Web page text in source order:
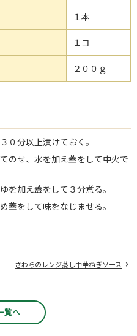
１本
１コ
２００ｇ
０分以上漬けておく。
のせ、水を加え蓋をして中火で
を加え蓋をして３分煮る。
蓋をして味をなじませる。
さわらのレンジ蒸し中華ねぎソース
覧へ